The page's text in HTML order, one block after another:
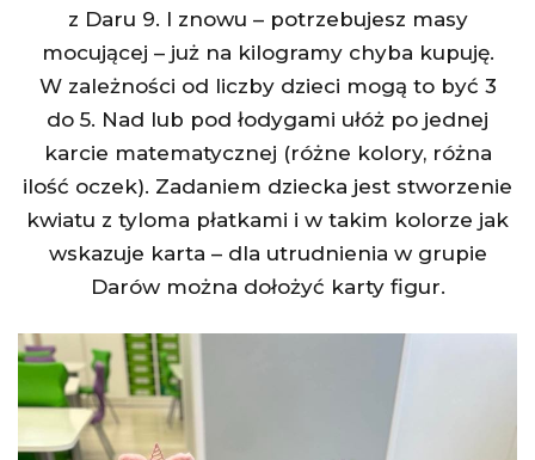
z Daru 9. I znowu – potrzebujesz masy
mocującej – już na kilogramy chyba kupuję.
W zależności od liczby dzieci mogą to być 3
do 5. Nad lub pod łodygami ułóż po jednej
karcie matematycznej (różne kolory, różna
ilość oczek). Zadaniem dziecka jest stworzenie
kwiatu z tyloma płatkami i w takim kolorze jak
wskazuje karta – dla utrudnienia w grupie
Darów można dołożyć karty figur.